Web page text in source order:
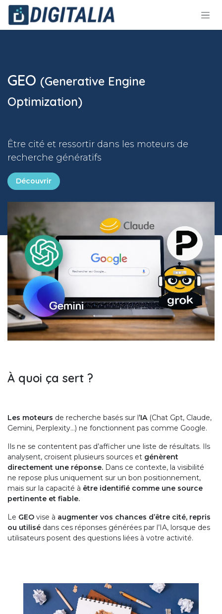
Ir al contenido
GEO (Generative Engine
Optimization)
Être cité et ressortir dans les moteurs de
recherche génératifs
Découvrir
À quoi ça sert ?
Les moteurs de recherche basés sur l’IA(Chat Gpt, Claude,
Gemini, Perplexity…) ne fonctionnent pas comme Google.
Ils ne se contentent pas d’afficher une liste de résultats. Ils
analysent, croisent plusieurs sources et génèrent
directement une réponse. Dans ce contexte, la visibilité
ne repose plus uniquement sur un bon positionnement,
mais sur la capacité à être identifié comme une source
pertinente et fiable.
Le GEO vise à augmenter vos chances d’être cité, repris
ou utilisé dans ces réponses générées par l’IA, lorsque des
utilisateurs posent des questions liées à votre activité.